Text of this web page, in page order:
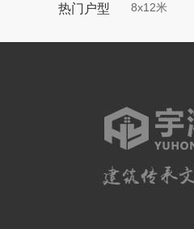
热门户型 8x12米